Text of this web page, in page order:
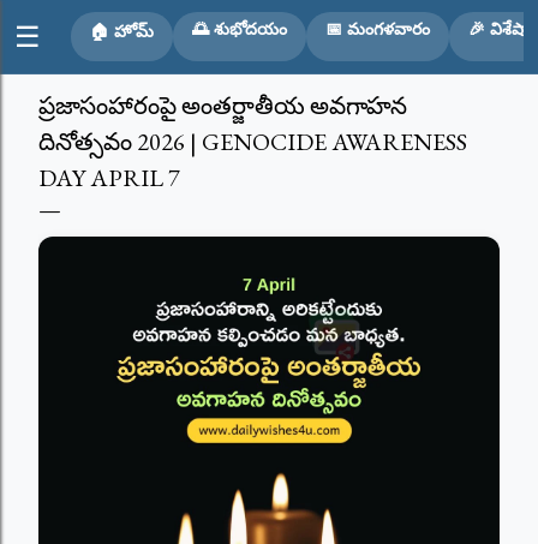
Skip to main content
☰ 🏠 హోమ్ 🌅 శుభోదయం 📅 మంగళవారం 🎉
ప్రజాసంహారంపై అంతర్జాతీయ అవగాహన
దినోత్సవం 2026 | GENOCIDE AWARENESS
DAY APRIL 7